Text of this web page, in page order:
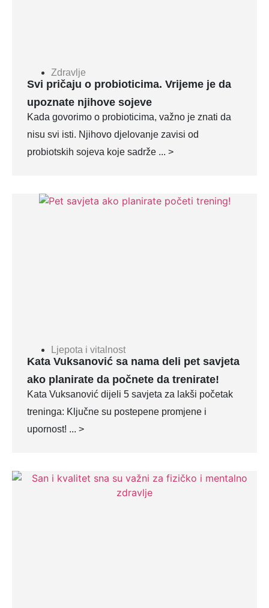
Zdravlje
Svi pričaju o probioticima. Vrijeme je da
upoznate njihove sojeve
Kada govorimo o probioticima, važno je znati da
nisu svi isti. Njihovo djelovanje zavisi od
probiotskih sojeva koje sadrže ... >
Ljepota i vitalnost
Kata Vuksanović sa nama deli pet savjeta
ako planirate da počnete da trenirate!
Kata Vuksanović dijeli 5 savjeta za lakši početak
treninga: Ključne su postepene promjene i
upornost! ... >